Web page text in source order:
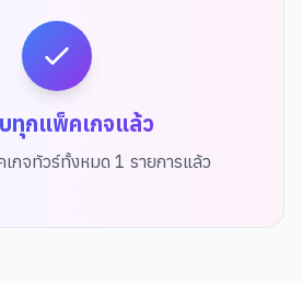
ทุกแพ็คเกจแล้ว
กจทัวร์ทั้งหมด 1 รายการแล้ว